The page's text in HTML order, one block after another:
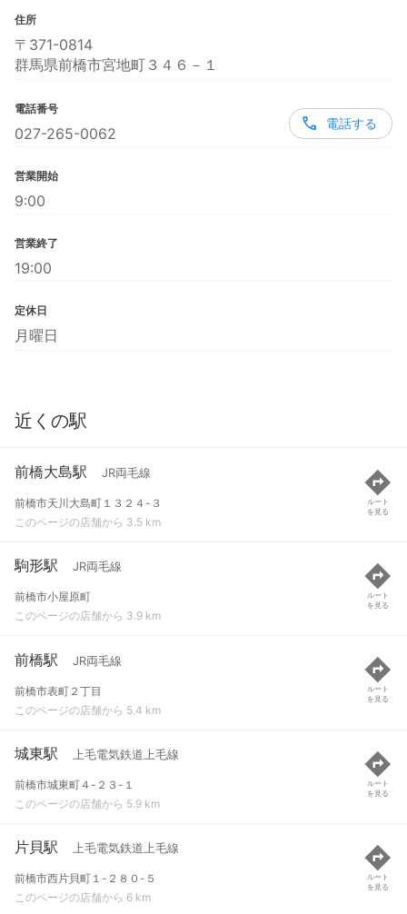
住所
〒371-0814
群馬県前橋市宮地町３４６－１
電話番号
027-265-0062
電話する
営業開始
9:00
営業終了
19:00
定休日
月曜日
近くの駅
前橋大島駅 JR両毛線
前橋市天川大島町１３２４-３
このページの店舗から 3.5 km
ルート
を見る
駒形駅 JR両毛線
前橋市小屋原町
このページの店舗から 3.9 km
ルート
を見る
前橋駅 JR両毛線
前橋市表町２丁目
このページの店舗から 5.4 km
ルート
を見る
城東駅 上毛電気鉄道上毛線
前橋市城東町４-２３-１
このページの店舗から 5.9 km
ルート
を見る
片貝駅 上毛電気鉄道上毛線
前橋市西片貝町１-２８０-５
このページの店舗から 6 km
ルート
を見る